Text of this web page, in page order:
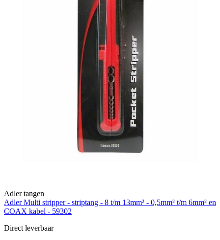
Adler tangen
Adler Multi stripper - striptang - 8 t/m 13mm² - 0,5mm² t/m 6mm² en
COAX kabel - 59302
Direct leverbaar